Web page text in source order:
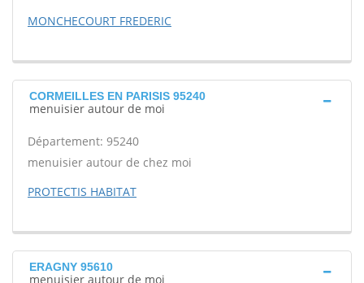
MONCHECOURT FREDERIC
CORMEILLES EN PARISIS 95240
menuisier autour de moi
Département: 95240
menuisier autour de chez moi
PROTECTIS HABITAT
ERAGNY 95610
menuisier autour de moi